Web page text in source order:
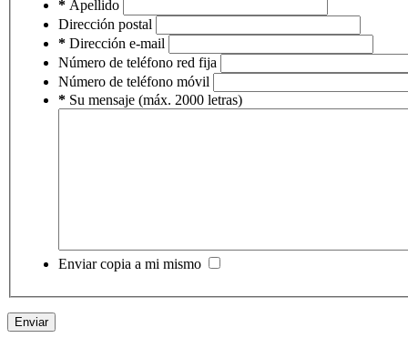
* Apellido
Dirección postal
* Dirección e-mail
Número de teléfono red fija
Número de teléfono móvil
* Su mensaje (máx. 2000 letras)
Enviar copia a mi mismo